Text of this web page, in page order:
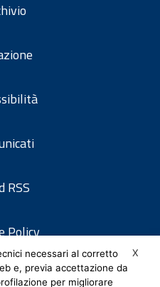
RSS
Policy
privacy
X
necessari al corretto
e, previa accettazione da
per migliorare